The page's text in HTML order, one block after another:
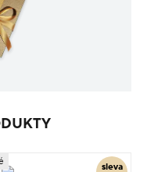
sleva